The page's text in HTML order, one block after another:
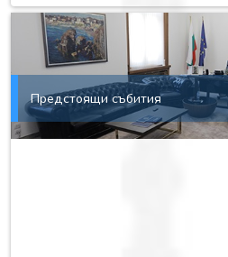
Предстоящи събития